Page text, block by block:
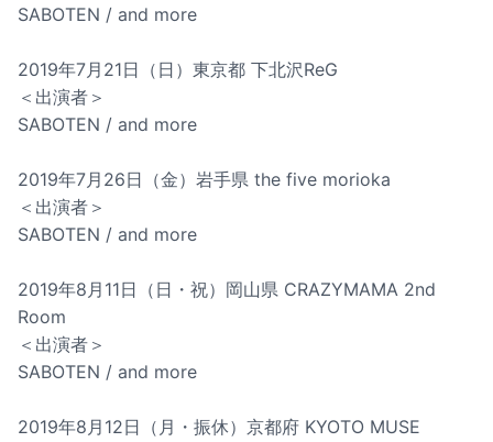
SABOTEN / and more
2019年7月21日（日）東京都 下北沢ReG
＜出演者＞
SABOTEN / and more
2019年7月26日（金）岩手県 the five morioka
＜出演者＞
SABOTEN / and more
2019年8月11日（日・祝）岡山県 CRAZYMAMA 2nd
Room
＜出演者＞
SABOTEN / and more
2019年8月12日（月・振休）京都府 KYOTO MUSE